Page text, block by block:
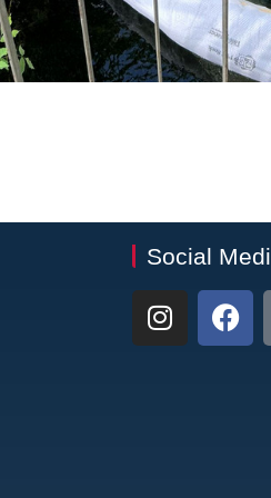
Social